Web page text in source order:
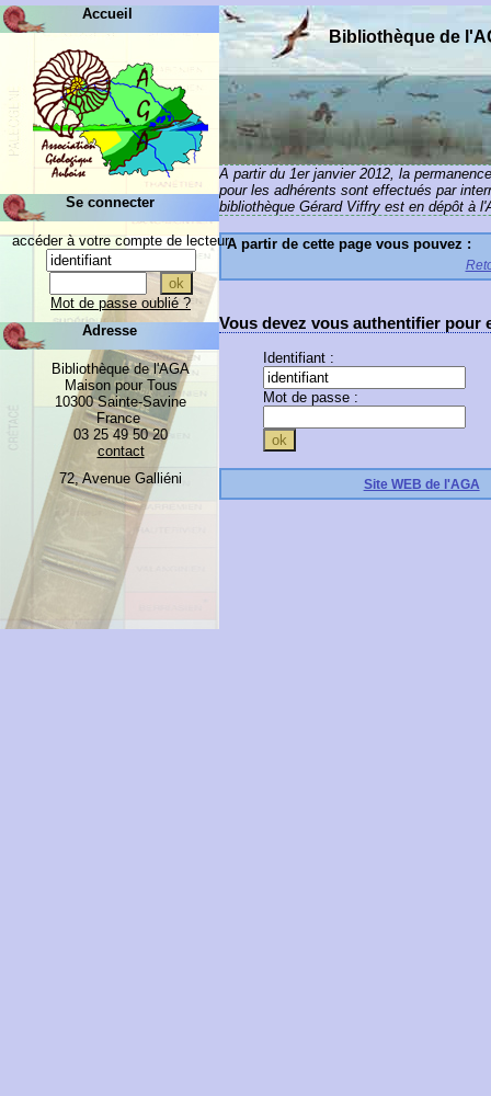
A partir du 1er janvier 2012, la
pour les adhérents sont effectués par
bibliothèque Gérard Viffry est en dépôt à
A partir de cette page vous pouvez :
Vous devez vous authentifier pour
Identifiant :
Mot de passe :
Site WEB de l'AGA
Bibliothèque de
Accueil
Se connecter
accéder à votre compte de lecteur
Mot de passe oublié ?
Adresse
Bibliothèque de l'AGA
Maison pour Tous
10300 Sainte-Savine
France
03 25 49 50 20
contact
72, Avenue Galliéni